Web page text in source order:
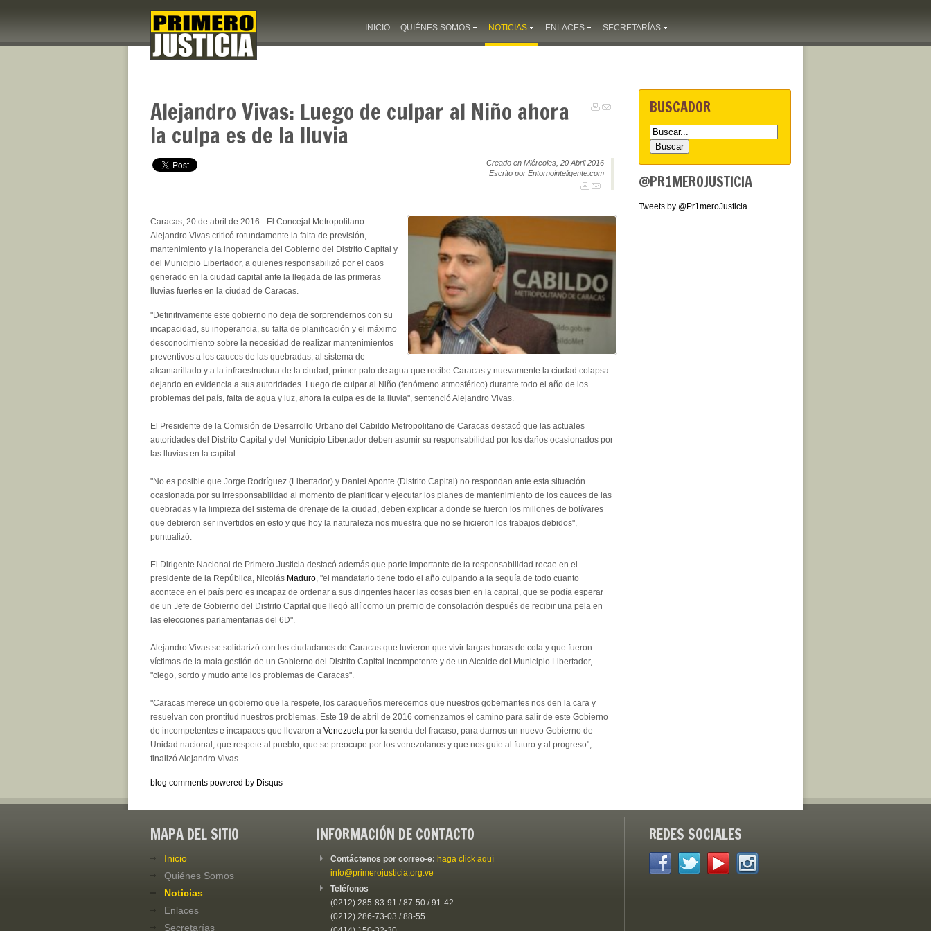
INICIO QUIÉNES SOMOS NOTICIAS ENLACES SECRETARÍAS
Alejandro Vivas: Luego de culpar al Niño ahora
la culpa es de la lluvia
Creado en Miércoles, 20 Abril 2016
Escrito por Entornointeligente.com
Caracas, 20 de abril de 2016.- El Concejal Metropolitano
Alejandro Vivas criticó rotundamente la falta de previsión,
mantenimiento y la inoperancia del Gobierno del Distrito Capital y
del Municipio Libertador, a quienes responsabilizó por el caos
generado en la ciudad capital ante la llegada de las primeras
lluvias fuertes en la ciudad de Caracas.
"Definitivamente este gobierno no deja de sorprendernos con su
incapacidad, su inoperancia, su falta de planificación y el máximo
desconocimiento sobre la necesidad de realizar mantenimientos
preventivos a los cauces de las quebradas, al sistema de
alcantarillado y a la infraestructura de la ciudad, primer palo de agua que recibe Caracas y nuevamente la ciudad colapsa
dejando en evidencia a sus autoridades. Luego de culpar al Niño (fenómeno atmosférico) durante todo el año de los
problemas del país, falta de agua y luz, ahora la culpa es de la lluvia", sentenció Alejandro Vivas.
El Presidente de la Comisión de Desarrollo Urbano del Cabildo Metropolitano de Caracas destacó que las actuales
autoridades del Distrito Capital y del Municipio Libertador deben asumir su responsabilidad por los daños ocasionados por
las lluvias en la capital.
"No es posible que Jorge Rodríguez (Libertador) y Daniel Aponte (Distrito Capital) no respondan ante esta situación
ocasionada por su irresponsabilidad al momento de planificar y ejecutar los planes de mantenimiento de los cauces de las
quebradas y la limpieza del sistema de drenaje de la ciudad, deben explicar a donde se fueron los millones de bolívares
que debieron ser invertidos en esto y que hoy la naturaleza nos muestra que no se hicieron los trabajos debidos",
puntualizó.
El Dirigente Nacional de Primero Justicia destacó además que parte importante de la responsabilidad recae en el
presidente de la República, Nicolás Maduro , "el mandatario tiene todo el año culpando a la sequía de todo cuanto
acontece en el país pero es incapaz de ordenar a sus dirigentes hacer las cosas bien en la capital, que se podía esperar
de un Jefe de Gobierno del Distrito Capital que llegó allí como un premio de consolación después de recibir una pela en
las elecciones parlamentarias del 6D".
Alejandro Vivas se solidarizó con los ciudadanos de Caracas que tuvieron que vivir largas horas de cola y que fueron
víctimas de la mala gestión de un Gobierno del Distrito Capital incompetente y de un Alcalde del Municipio Libertador,
"ciego, sordo y mudo ante los problemas de Caracas".
"Caracas merece un gobierno que la respete, los caraqueños merecemos que nuestros gobernantes nos den la cara y
resuelvan con prontitud nuestros problemas. Este 19 de abril de 2016 comenzamos el camino para salir de este Gobierno
de incompetentes e incapaces que llevaron a Venezuela por la senda del fracaso, para darnos un nuevo Gobierno de
Unidad nacional, que respete al pueblo, que se preocupe por los venezolanos y que nos guíe al futuro y al progreso",
finalizó Alejandro Vivas.
blog comments powered by Disqus
BUSCADOR
@PR1MEROJUSTICIA
Tweets by @Pr1meroJusticia
MAPA DEL SITIO
Inicio
Quiénes Somos
Noticias
Enlaces
Secretarías
INFORMACIÓN DE CONTACTO
Contáctenos por correo-e: haga click aquí
info@primerojusticia.org.ve
Teléfonos
(0212) 285-83-91 / 87-50 / 91-42
(0212) 286-73-03 / 88-55
REDES SOCIALES